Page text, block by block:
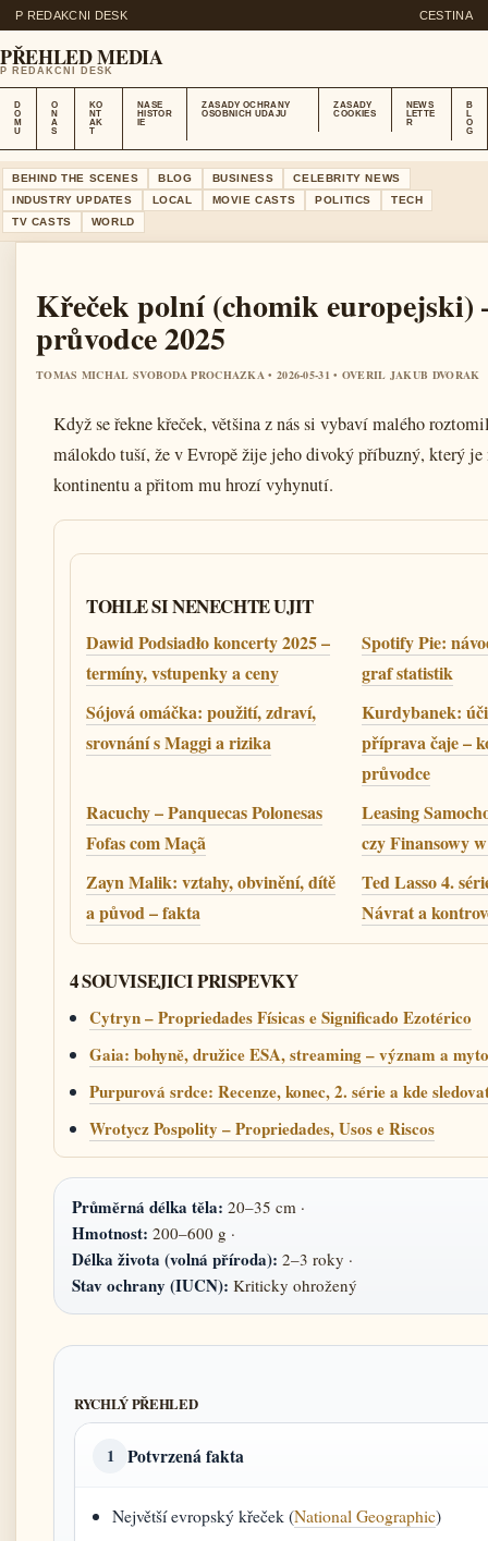
P REDAKCNI DESK CESTINA
PŘEHLED MEDIA
P REDAKCNI DESK
D
O
M
U
O
N
A
S
KO
NT
AK
T
NASE
HISTOR
IE
ZASADY OCHRANY
OSOBNICH UDAJU
ZASADY
COOKIES
NEWS
LETTE
R
B
L
O
G
BEHIND THE SCENES BLOG BUSINESS
CELEBRITY NEWS
INDUSTRY UPDATES
LOCAL MOVIE CASTS POLITICS
TECH
TV CASTS
WORLD
Křeček polní (chomik europejski)
průvodce 2025
TOMAS MICHAL SVOBODA PROCHAZKA • 2026-05-31 • OVERIL JAKUB DVORAK
Když se řekne křeček, většina z nás si vybaví malého
málokdo tuší, že v Evropě žije jeho divoký příbuzný, který je
kontinentu a přitom mu hrozí vyhynutí.
TOHLE SI NENECHTE UJIT
Dawid Podsiadło koncerty 2025 –
termíny, vstupenky a ceny
Spotify Pie:
graf statistik
Sójová omáčka: použití, zdraví,
srovnání s Maggi a rizika
Kurdybanek:
příprava čaje –
průvodce
Racuchy – Panquecas Polonesas
Fofas com Maçã
Leasing
czy Finansowy
Zayn Malik: vztahy, obvinění, dítě
a původ – fakta
Ted Lasso 4.
Návrat a
4 SOUVISEJICI PRISPEVKY
Cytryn – Propriedades Físicas e Significado Ezotérico
Gaia: bohyně, družice ESA, streaming – význam a
Purpurová srdce: Recenze, konec, 2. série a kde
Wrotycz Pospolity – Propriedades, Usos e Riscos
Průměrná délka těla: 20–35 cm ·
Hmotnost: 200–600 g ·
Délka života (volná příroda): 2–3 roky ·
Stav ochrany (IUCN): Kriticky ohrožený
RYCHLÝ PŘEHLED
1 Potvrzená fakta
Největší evropský křeček (National Geographic)